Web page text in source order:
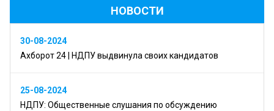
НОВОСТИ
30-08-2024
Ахборот 24 | НДПУ выдвинула своих кандидатов
25-08-2024
НДПУ: Общественные слушания по обсуждению